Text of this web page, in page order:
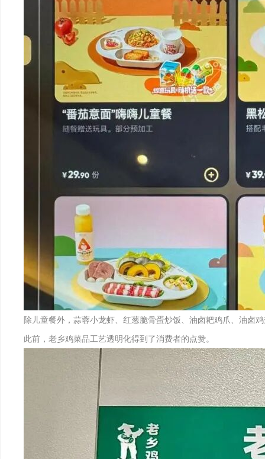
除儿童餐外，蒜蓉小龙虾、红葱脆骨蛋炒饭、油卤耙鸡爪、油卤
此前，老乡鸡菜品工艺透明化得到了消费者的点赞。